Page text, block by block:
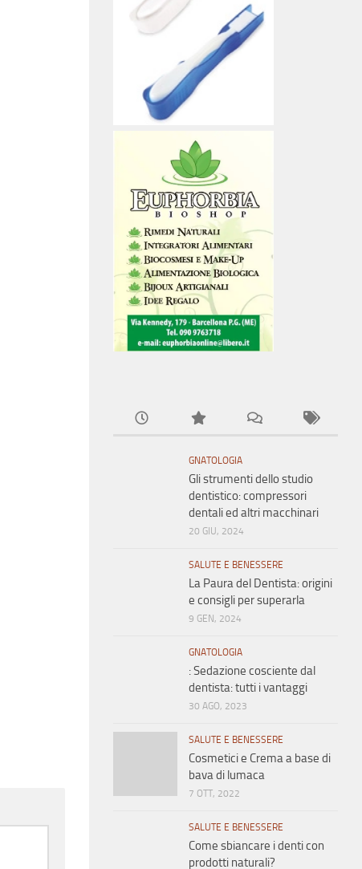
GNATOLOGIA
Gli strumenti dello studio
dentistico: compressori
dentali ed altri macchinari
20 GIU, 2024
SALUTE E BENESSERE
La Paura del Dentista: origini
e consigli per superarla
9 GEN, 2024
GNATOLOGIA
: Sedazione cosciente dal
dentista: tutti i vantaggi
30 AGO, 2023
SALUTE E BENESSERE
Cosmetici e Crema a base di
bava di lumaca
7 OTT, 2022
SALUTE E BENESSERE
Come sbiancare i denti con
prodotti naturali?